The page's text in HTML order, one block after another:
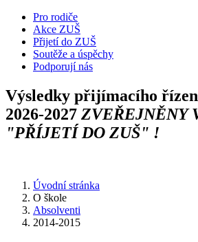
Pro rodiče
Akce ZUŠ
Přijetí do ZUŠ
Soutěže a úspěchy
Podporují nás
Výsledky přijímacího
2026-2027 ZVEŘEJNĚNY
"PŘÍJETÍ DO ZUŠ" !
Úvodní stránka
O škole
Absolventi
2014-2015